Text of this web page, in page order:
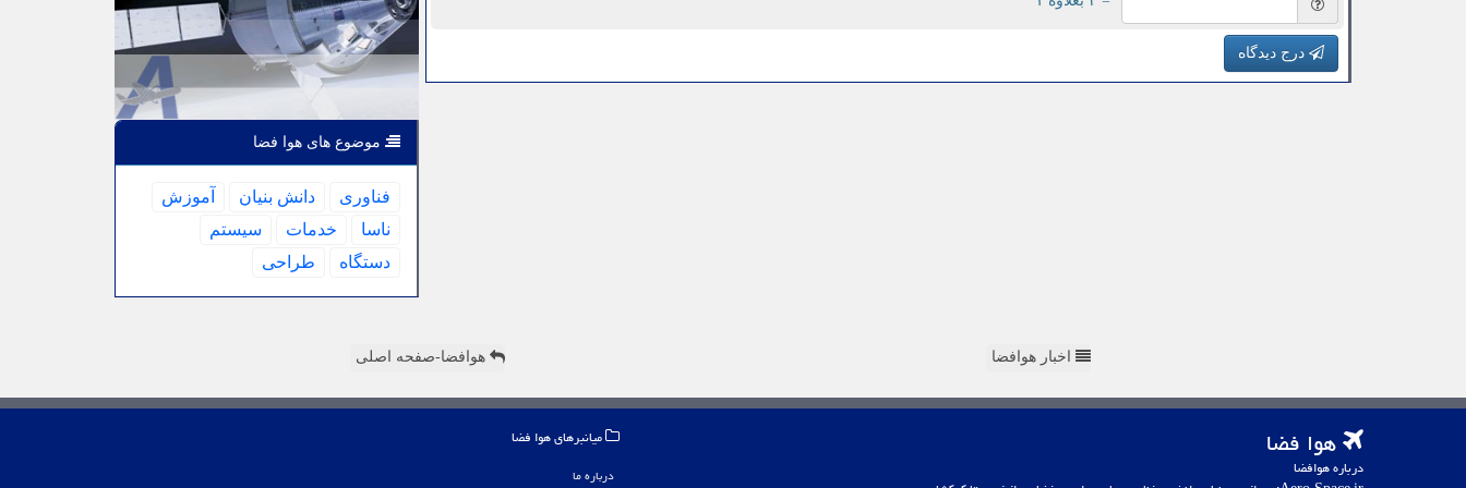
درج دیدگاه
موضوع های هوا فضا
فناوری دانش بنیان
آموزش
ناسا
خدمات
سیستم
دستگاه
طراحی
اخبار هوافضا هوافضا-صفحه اصلی
هوا فضا
درباره هوافضا
میانبرهای هوا فضا
درباره ما